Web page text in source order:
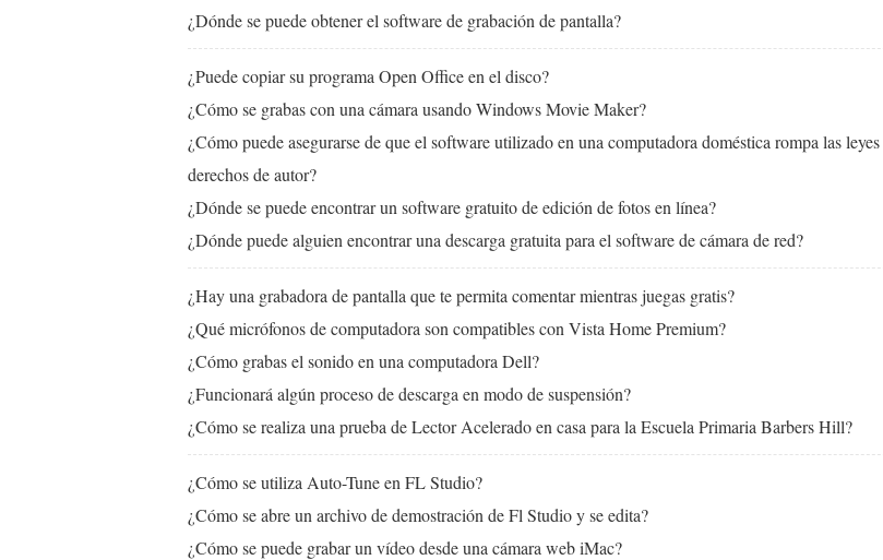
¿Dónde se puede obtener el software de grabación de pantalla?
¿Puede copiar su programa Open Office en el disco?
¿Cómo se grabas con una cámara usando Windows Movie Maker?
¿Cómo puede asegurarse de que el software utilizado en una computadora doméstica rompa las
derechos de autor?
¿Dónde se puede encontrar un software gratuito de edición de fotos en línea?
¿Dónde puede alguien encontrar una descarga gratuita para el software de cámara de red?
¿Hay una grabadora de pantalla que te permita comentar mientras juegas gratis?
¿Qué micrófonos de computadora son compatibles con Vista Home Premium?
¿Cómo grabas el sonido en una computadora Dell?
¿Funcionará algún proceso de descarga en modo de suspensión?
¿Cómo se realiza una prueba de Lector Acelerado en casa para la Escuela Primaria Barbers Hill?
¿Cómo se utiliza Auto-Tune en FL Studio?
¿Cómo se abre un archivo de demostración de Fl Studio y se edita?
¿Cómo se puede grabar un vídeo desde una cámara web iMac?